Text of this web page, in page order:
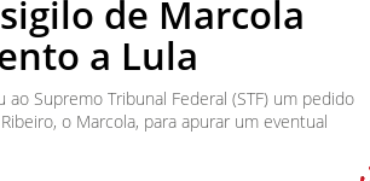
de Marcola
a Lula
Supremo Tribunal Federal (STF) um pedido
o Marcola, para apurar um eventual